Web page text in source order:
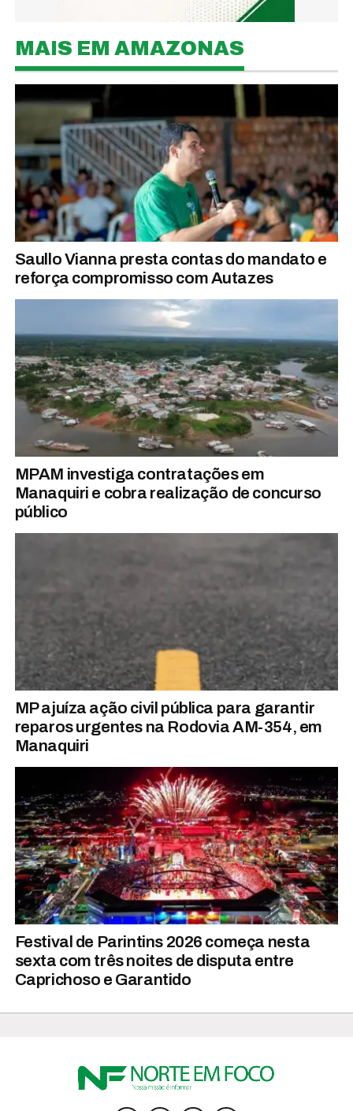
MAIS EM AMAZONAS
Saullo Vianna presta contas do mandato e
reforça compromisso com Autazes
MPAM investiga contratações em
Manaquiri e cobra realização de concurso
público
MP ajuíza ação civil pública para garantir
reparos urgentes na Rodovia AM-354, em
Manaquiri
Festival de Parintins 2026 começa nesta
sexta com três noites de disputa entre
Caprichoso e Garantido